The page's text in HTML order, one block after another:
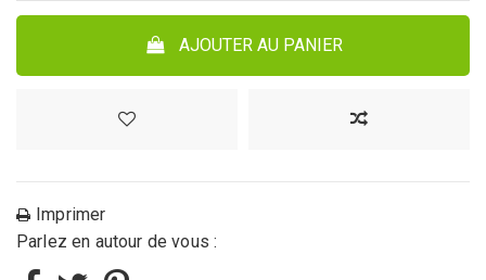
AJOUTER AU PANIER
Imprimer
Parlez en autour de vous :